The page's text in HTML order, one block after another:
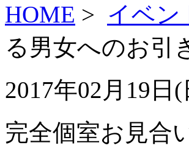
HOME > イベン
る男女へのお引
2017年02月19日(
完全個室お見合